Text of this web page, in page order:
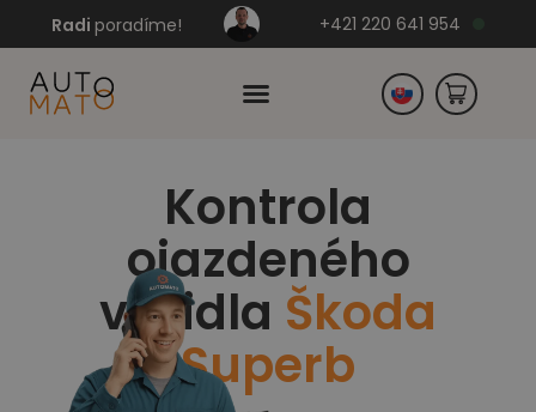
Radi poradíme! +421 220 641 954
Kontrola
ojazdeného
vozidla Škoda
Superb